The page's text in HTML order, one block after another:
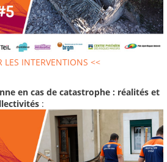
LES INTERVENTIONS <<
en cas de catastrophe : réalités et
: